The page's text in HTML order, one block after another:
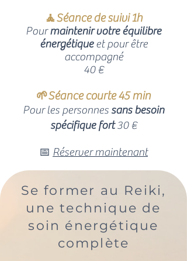
🧘Séance de suivi 1h
Pourmaintenir votre équilibre
énergétiqueet pour être
accompagné
40 €
🌱Séance courte 45 min
Pour les personnes sans besoin
spécifique fort 30 €
📅 Réserver maintenant
Se former au Reiki,
une technique de
soin énergétique
complète